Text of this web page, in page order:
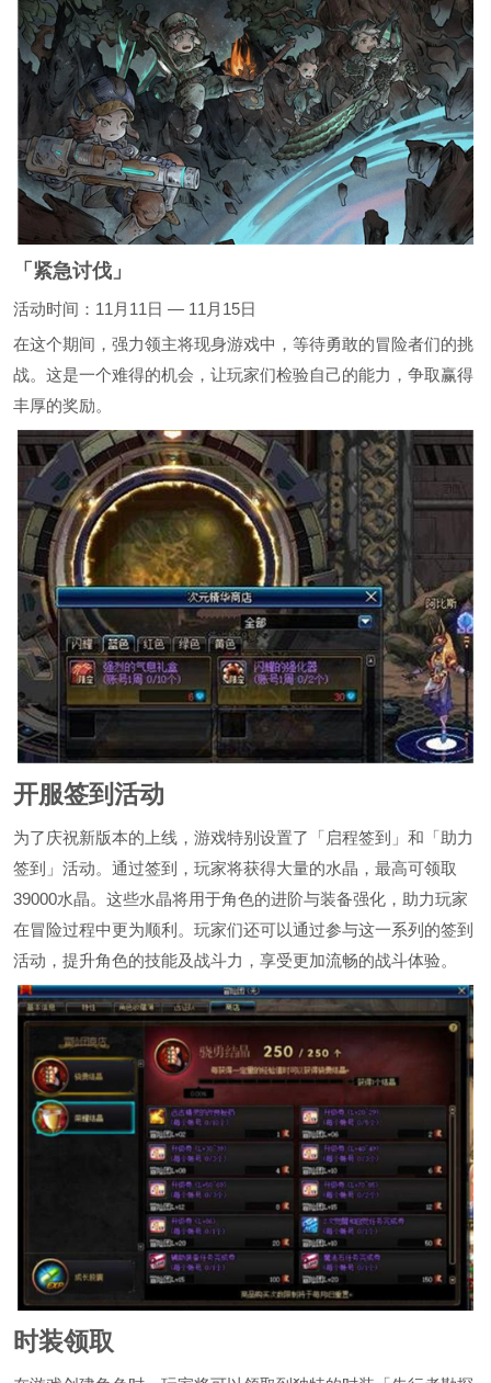
「紧急讨伐」
活动时间：11月11日 — 11月15日
在这个期间，强力领主将现身游戏中，等待勇敢的冒险者们的挑
战。这是一个难得的机会，让玩家们检验自己的能力，争取赢得
丰厚的奖励。
开服签到活动
为了庆祝新版本的上线，游戏特别设置了「启程签到」和「助力
签到」活动。通过签到，玩家将获得大量的水晶，最高可领取
39000水晶。这些水晶将用于角色的进阶与装备强化，助力玩家
在冒险过程中更为顺利。玩家们还可以通过参与这一系列的签到
活动，提升角色的技能及战斗力，享受更加流畅的战斗体验。
时装领取